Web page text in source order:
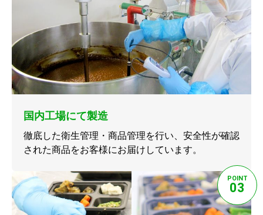
国内工場にて製造
徹底した衛生管理・商品管理を行い、安全性が確認
された商品をお客様にお届けしています。
POINT
03